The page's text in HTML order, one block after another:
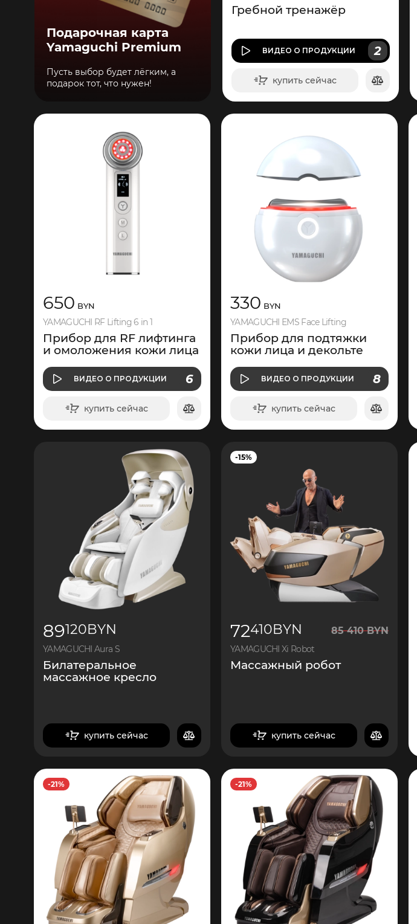
Подарочная карта
Yamaguchi Premium
Пусть выбор будет лёгким, а
подарок тот, что нужен!
Гребной тренажёр
ВИДЕО О ПРОДУКЦИИ 2
купить сейчас
в корзину
650 BYN
YAMAGUCHI RF Lifting 6 in 1
Прибор для RF лифтинга
и омоложения кожи лица
ВИДЕО О ПРОДУКЦИИ
ВИДЕО
О ПРОДУКЦИИ 6
купить сейчас
в корзину
330 BYN
YAMAGUCHI EMS Face Lifting
Прибор для подтяжки
кожи лица и декольте
ВИДЕО О ПРОДУКЦИИ
ВИДЕО
О ПРОДУКЦИИ 8
купить сейчас
в корзину
89120BYN
YAMAGUCHI Aura S
Билатеральное
массажное кресло
купить сейчас
-15%
72410BYN 85 410BYN
YAMAGUCHI Xi Robot
Массажный робот
купить сейчас
-21% -21%